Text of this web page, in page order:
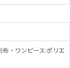
・ワンピース:ポリエ